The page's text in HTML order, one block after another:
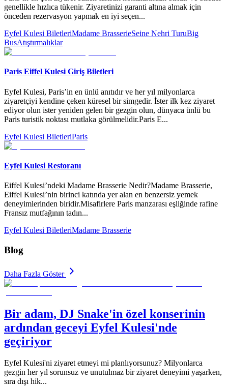
genellikle hızlıca tükenir. Ziyaretinizi garanti altına almak için
önceden rezervasyon yapmak en iyi seçen...
Eyfel Kulesi BiletleriMadame BrasserieSeine Nehri TuruBig
BusAtıştırmalıklar
Paris Eiffel Kulesi Giriş Biletleri
Eyfel Kulesi, Paris’in en ünlü anıtıdır ve her yıl milyonlarca
ziyaretçiyi kendine çeken küresel bir simgedir. İster ilk kez ziyaret
ediyor olun ister yeniden gelen bir gezgin olun, dünyaca ünlü bu
Paris turistik noktası mutlaka görülmelidir.Paris E...
Eyfel Kulesi BiletleriParis
Eyfel Kulesi Restoranı
Eiffel Kulesi’ndeki Madame Brasserie Nedir?Madame Brasserie,
Eiffel Kulesi’nin birinci katında yer alan en benzersiz yemek
deneyimlerinden biridir.Misafirlere Paris manzarası eşliğinde rafine
Fransız mutfağının tadın...
Eyfel Kulesi BiletleriMadame Brasserie
Blog
Daha Fazla Göster
Bir adam, DJ Snake'in özel konserinin
ardından geceyi Eyfel Kulesi'nde
geçiriyor
Eyfel Kulesi'ni ziyaret etmeyi mi planlıyorsunuz? Milyonlarca
gezgin her yıl sorunsuz ve unutulmaz bir ziyaret deneyimi yaşarken,
sıra dışı hik...